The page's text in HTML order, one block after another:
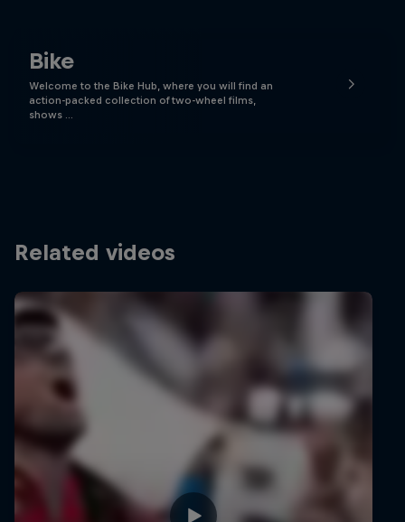
Bike
Welcome to the Bike Hub, where you will find an
action-packed collection of two-wheel films,
shows …
Related videos